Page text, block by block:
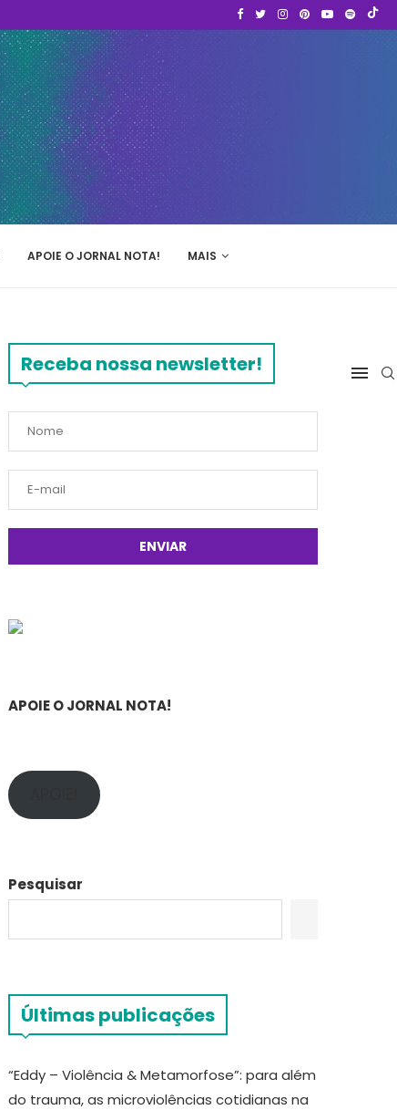
APOIE O JORNAL NOTA! MAIS
Receba nossa newsletter!
APOIE O JORNAL NOTA!
Pesquisar
Últimas publicações
“Eddy – Violência & Metamorfose”: para além
do trauma, as microviolências cotidianas na